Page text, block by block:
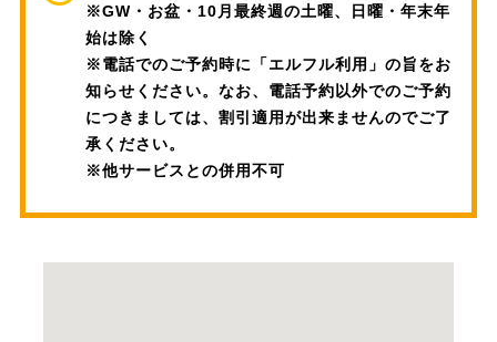
※GW・お盆・10月最終週の土曜、日曜・年末年
始は除く
※電話でのご予約時に「エルフル利用」の旨をお
知らせください。なお、電話予約以外でのご予約
につきましては、割引適用が出来ませんのでご了
承ください。
※他サービスとの併用不可